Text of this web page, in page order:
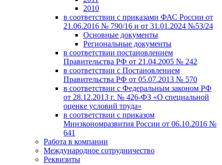
2010
в соответствии с приказами ФАС России от
21.06.2016 № 790/16 и от 31.01.2024 №53/24
Основные документы
Региональные документы
в соответствии постановлением
Правительства РФ от 21.04.2005 № 242
в соответствии с Постановлением
Правительства РФ от 05.07.2013 № 570
в соответствии с Федеральным законом РФ
от 28.12.2013 г. № 426-ФЗ «О специальной
оценке условий труда»
в соответствии с приказом
Минэкономразвития России от 06.10.2016 №
641
Работа в компании
Международное сотрудничество
Реквизиты